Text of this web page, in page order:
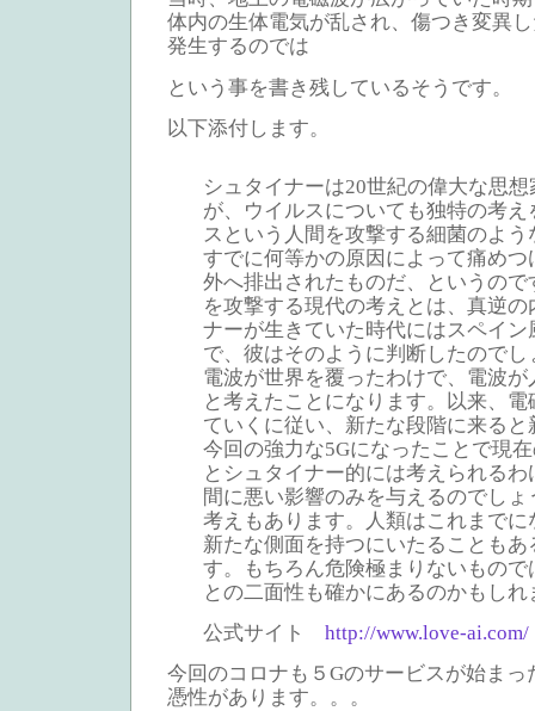
体内の生体電気が乱され、傷つき変異
発生するのでは
という事を書き残しているそうです。
以下添付します。
シュタイナーは20世紀の偉大な思
が、ウイルスについても独特の考
スという人間を攻撃する細菌のよ
すでに何等かの原因によって痛め
外へ排出されたものだ、というの
を攻撃する現代の考えとは、真逆
ナーが生きていた時代にはスペイ
で、彼はそのように判断したので
電波が世界を覆ったわけで、電波
と考えたことになります。以来、
ていくに従い、新たな段階に来る
今回の強力な5Gになったことで現
とシュタイナー的には考えられる
間に悪い影響のみを与えるのでし
考えもあります。人類はこれまで
新たな側面を持つにいたることも
す。もちろん危険極まりないもの
との二面性も確かにあるのかもしれ
公式サイト http://www.love-ai.com/
今回のコロナも５Gのサービスが始ま
憑性があります。。。